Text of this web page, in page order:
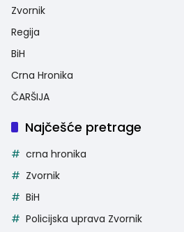
Zvornik
Regija
BiH
Crna Hronika
ČARŠIJA
Najčešće pretrage
crna hronika
Zvornik
BiH
Policijska uprava Zvornik